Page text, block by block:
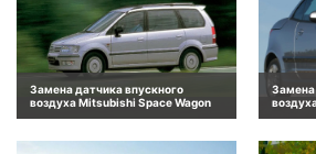
Замена датчика впускного
воздуха Mitsubishi Space Wagon
Замена